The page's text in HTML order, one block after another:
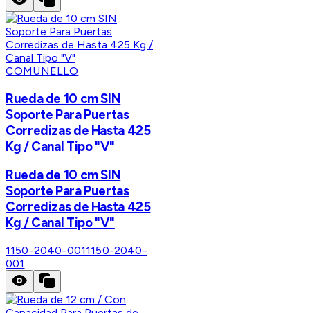
COMUNELLO
Rueda de 10 cm SIN
Soporte Para Puertas
Corredizas de Hasta 425
Kg / Canal Tipo "V"
Rueda de 10 cm SIN
Soporte Para Puertas
Corredizas de Hasta 425
Kg / Canal Tipo "V"
1150-2040-0011150-2040-
001